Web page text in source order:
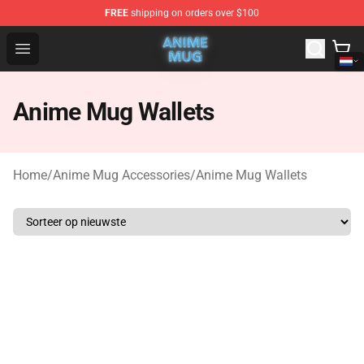
FREE shipping on orders over $100
Open menu
Anime Mug Shop - The Best Store of Anime Mug
Anime Mug Wallets
Home/Anime Mug Accessories/Anime Mug Wallets